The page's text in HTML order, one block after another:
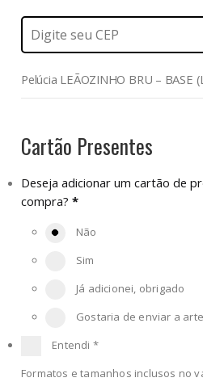
Pelúcia LEÃOZINHO BRU – BASE
Cartão Presentes
Deseja adicionar um cartão de
compra? *
Não
Sim
Já adicionei, obrigado
Gostaria de enviar a
Entendi *
Formatos e tamanhos inclusos no